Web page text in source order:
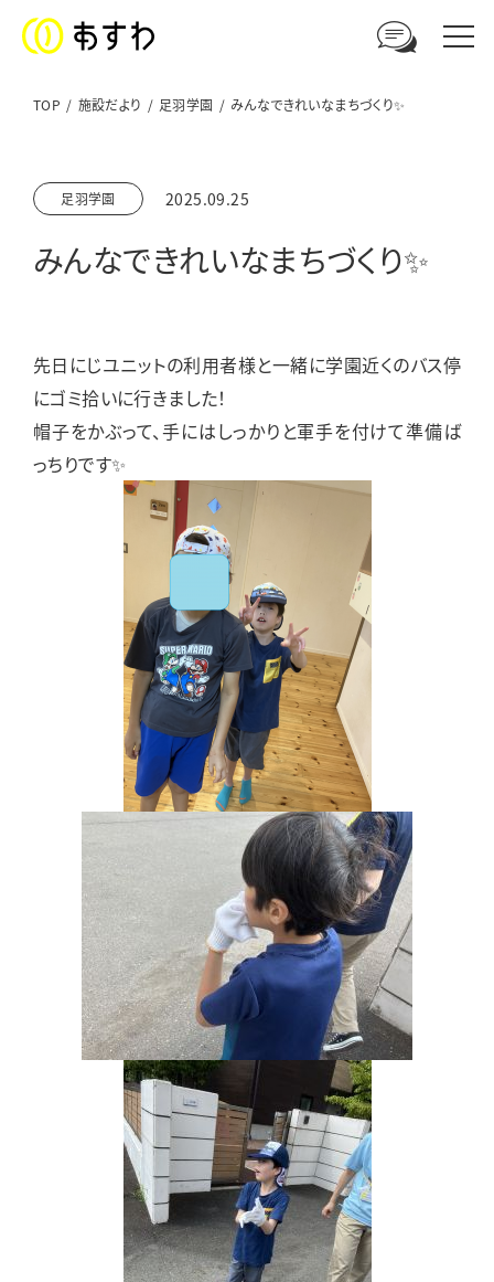
ご相談やお問い合わせはこちら
電話からのお問い合わせ
ウェブからのお問い合わせ
メールフォーム
TOP 施設だより 足羽学園 みんなできれいなまちづくり✨
足羽学園 2025.09.25
みんなできれいなまちづくり✨
先日にじユニットの利用者様と一緒に学園近くのバス停
にゴミ拾いに行きました！
帽子をかぶって、手にはしっかりと軍手を付けて準備ば
っちりです✨